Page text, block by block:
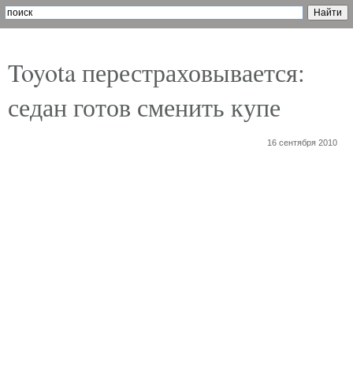
Toyota перестраховывается:
седан готов сменить купе
16 сентября 2010